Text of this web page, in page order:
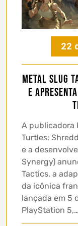
22
Metal Slug
e
A publicadora
Turtles:
e a
Synergy)
Tactics, a
da icônica
lançada em 5
PlayStation 5,…